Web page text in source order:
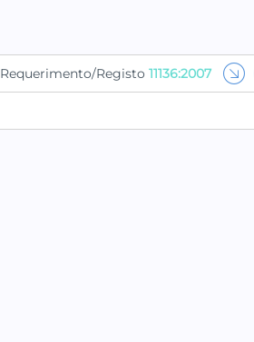
Requerimento/Registo 11136:2007